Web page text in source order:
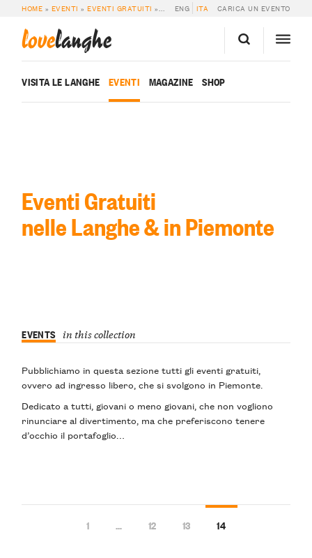
HOME » EVENTI »EVENTI GRATUITI » PAGINA 19
ENG ITA CARICA UN EVENTO
lovelanghe
VISITA LE LANGHE EVENTI MAGAZINE SHOP
Eventi Gratuiti
nelle Langhe & in Piemonte
EVENTS in this collection
Pubblichiamo in questa sezione tutti gli eventi gratuiti,
ovvero ad ingresso libero, che si svolgono in Piemonte.
Dedicato a tutti, giovani o meno giovani, che non vogliono
rinunciare al divertimento, ma che preferiscono tenere
d’occhio il portafoglio…
1 … 12 13 14